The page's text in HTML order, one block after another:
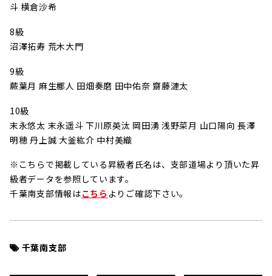
斗 横倉沙希
8級
沼澤拓寿 荒木大門
9級
蕨葉月 麻生梛人 田畑奏磨 田中佑奈 齋藤漣太
10級
末永悠太 末永遥斗 下川原英汰 岡田湧 浅野菜月 山口陽向 長澤
明穂 丹上誠 大釜紘介 中村美織
※こちらで掲載している昇級者氏名は、支部道場より頂いた昇
級者データを参照しています。
千葉南支部情報はこちら よりご確認下さい。
千葉南支部